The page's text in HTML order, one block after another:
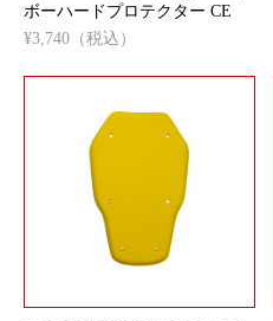
ボーハードプロテクター CE
¥3,740（税込）